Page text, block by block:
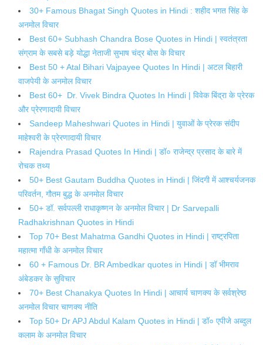
30+ Famous Bhagat Singh Quotes in Hindi : शहीद भगत सिंह के
अनमोल विचार
Best 60+ Subhash Chandra Bose Quotes in Hindi | स्वतंत्रता
संग्राम के सबसे बड़े योद्धा नेताजी सुभाष चंद्र बोस के विचार
Best 50 + Atal Bihari Vajpayee Quotes In Hindi | अटल बिहारी
वाजपेयी के अनमोल विचार
Best 60+ Dr. Vivek Bindra Quotes In Hindi | विवेक बिंद्रा के प्रेरक
और प्रेरणादायी विचार
Sandeep Maheshwari Quotes in Hindi | युवाओं के प्रेरक संदीप
माहेश्वरी के प्रेरणादायी विचार
Rajendra Prasad Quotes In Hindi | डॉ० राजेन्द्र प्रसाद के बारे में
रोचक तथ्य
50+ Best Gautam Buddha Quotes in Hindi | जिंदगी में आश्चर्यजनक
परिवर्तन, गौतम बुद्ध के अनमोल विचार
50+ डॉ. सर्वपल्ली राधाकृष्णन के अनमोल विचार | Dr Sarvepalli
Radhakrishnan Quotes in Hindi
Top 70+ Best Mahatma Gandhi Quotes in Hindi | राष्ट्रपिता
महात्मा गाँधी के अनमोल विचार
60 + Famous Dr. BR Ambedkar quotes in Hindi | डॉ भीमराव
अंबेडकर के सुविचार
70+ Best Chanakya Quotes In Hindi | आचार्य चाणक्य के सर्वश्रेष्ठ
अनमोल विचार चाणक्य नीति
Top 50+ Dr APJ Abdul Kalam Quotes in Hindi | डॉ० एपीजे अब्दुल
कलाम के अनमोल विचार